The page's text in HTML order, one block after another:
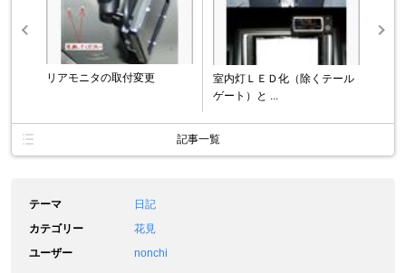
リアモニタの取付変更
室内灯ＬＥＤ化（除くテール
ゲート）と ...
記事一覧
テーマ
日記
カテゴリー
花見
ユーザー
nonchi